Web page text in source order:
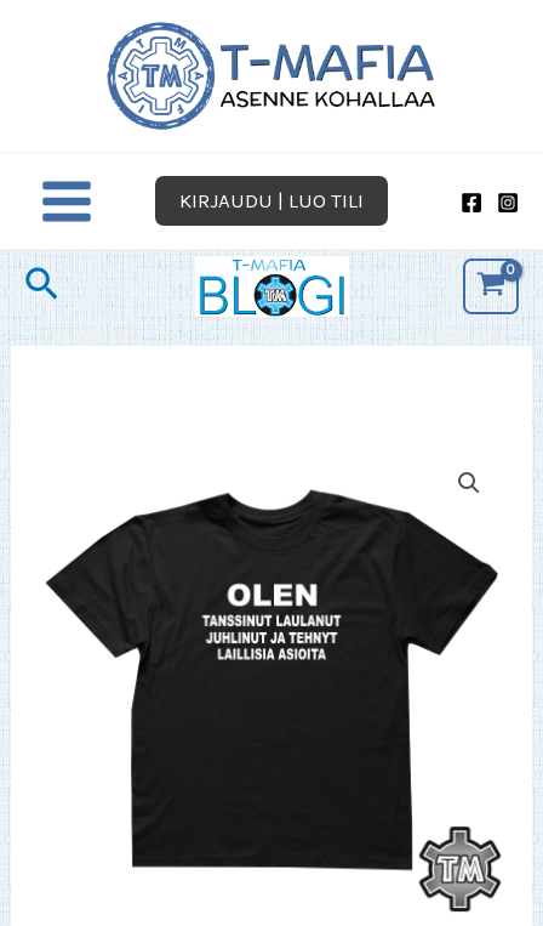
KIRJAUDU | LUO TILI
Hae